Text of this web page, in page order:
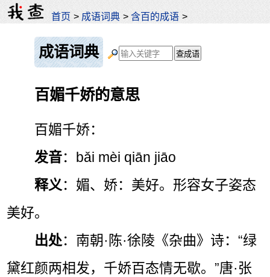
首页 > 成语词典 >含百的成语 >
成语词典
百媚千娇的意思
百媚千娇：
发音：bǎi mèi qiān jiāo
释义 ：媚、娇：美好。形容女子姿态
美好。
出处：南朝·陈·徐陵《杂曲》诗：“绿
黛红颜两相发，千娇百态情无歇。”唐·张